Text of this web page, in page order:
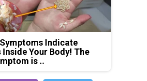
Indicate
Inside Your Body! The
is ..